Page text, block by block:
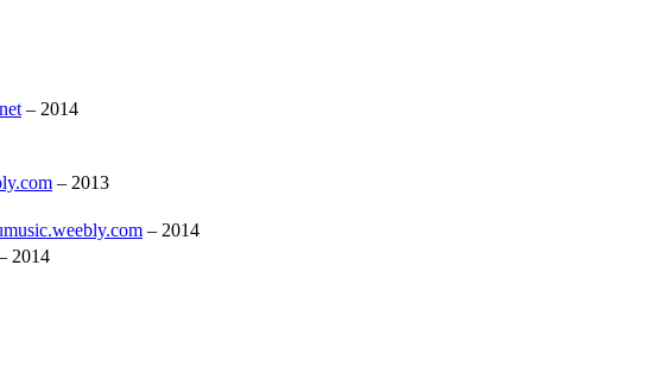
– 2014
– 2013
– 2014
2014